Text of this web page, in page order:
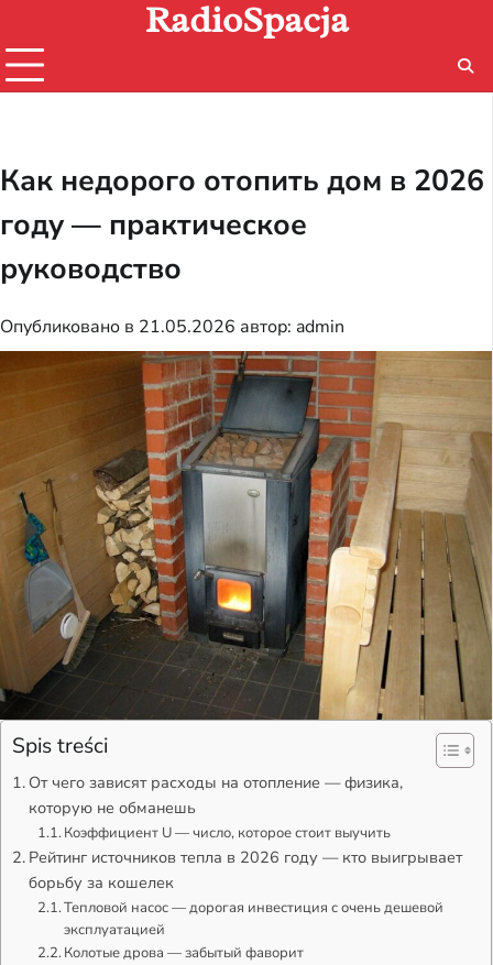
содержимому
RadioSpacja
Как недорого отопить дом в 2026
году — практическое
руководство
Опубликовано в 21.05.2026 автор: admin
Spis treści
От чего зависят расходы на отопление — физика,
которую не обманешь
Коэффициент U — число, которое стоит выучить
Рейтинг источников тепла в 2026 году — кто выигрывает
борьбу за кошелек
Тепловой насос — дорогая инвестиция с очень дешевой
эксплуатацией
Колотые дрова — забытый фаворит